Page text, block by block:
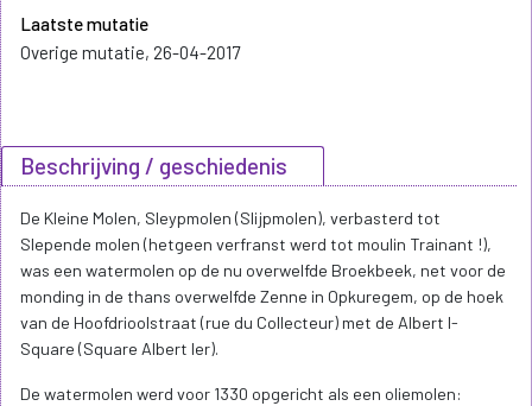
Laatste mutatie
Overige mutatie, 26-04-2017
Beschrijving / geschiedenis
De Kleine Molen, Sleypmolen (Slijpmolen), verbasterd tot
Slepende molen (hetgeen verfranst werd tot moulin Trainant !),
was een watermolen op de nu overwelfde Broekbeek, net voor de
monding in de thans overwelfde Zenne in Opkuregem, op de hoek
van de Hoofdrioolstraat (rue du Collecteur) met de Albert I-
Square (Square Albert Ier).
De watermolen werd voor 1330 opgericht als een oliemolen: